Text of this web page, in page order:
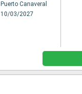
Puerto Canaveral
10/03/2027